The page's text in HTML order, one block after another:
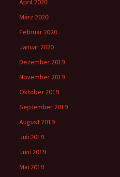
April 2020
März 2020
Februar 2020
Januar 2020
Dezember 2019
November 2019
Oktober 2019
September 2019
August 2019
Juli 2019
Juni 2019
Mai 2019